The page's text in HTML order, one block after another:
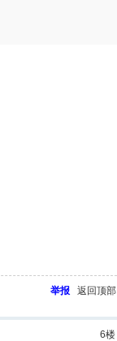
举报 返回顶部
6楼